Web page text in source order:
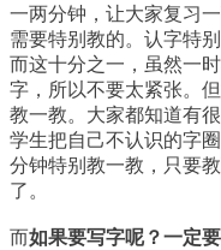
一两分钟，让大家复习
需要特别教的。认字特
而这十分之一，虽然一
字，所以不要太紧张。
教一教。大家都知道有
学生把自己不认识的字
分钟特别教一教，只要
了。
而如果要写字呢？一定